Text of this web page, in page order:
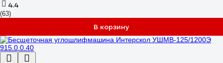
4.4
(63)
В корзину